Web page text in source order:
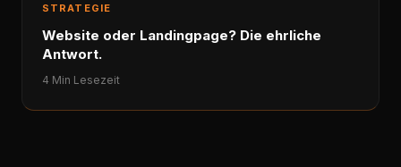
STRATEGIE
Website oder Landingpage? Die ehrliche
Antwort.
4 Min Lesezeit